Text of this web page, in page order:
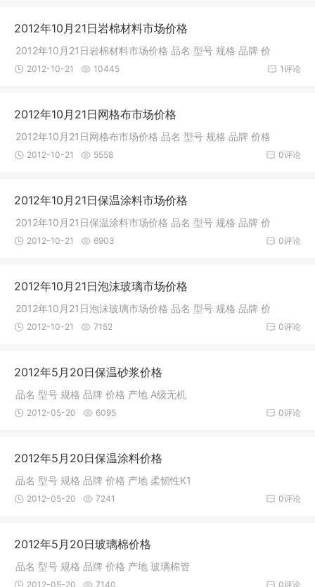
2012年10月21日岩棉材料市场价格
2012年10月21日岩棉材料市场价格 品名 型号 规格 品牌 价
1评论
2012-10-21 10445
2012年10月21日网格布市场价格
2012年10月21日网格布市场价格 品名 型号 规格 品牌 价格
0评论
2012-10-21 5558
2012年10月21日保温涂料市场价格
2012年10月21日保温涂料市场价格 品名 型号 规格 品牌 价
0评论
2012-10-21 6903
2012年10月21日泡沫玻璃市场价格
2012年10月21日泡沫玻璃市场价格 品名 型号 规格 品牌 价
0评论
2012-10-21 7152
2012年5月20日保温砂浆价格
品名 型号 规格 品牌 价格 产地 A级无机
0评论
2012-05-20 6095
2012年5月20日保温涂料价格
品名 型号 规格 品牌 价格 产地 柔韧性K1
0评论
2012-05-20 7241
2012年5月20日玻璃棉价格
品名 型号 规格 品牌 价格 产地 玻璃棉管
0评论
2012-05-20 7140